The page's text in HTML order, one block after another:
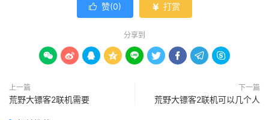
 赞(0)  打赏
分享到
        
上一篇
荒野大镖客2联机需要
下一篇
荒野大镖客2联机可以几个人